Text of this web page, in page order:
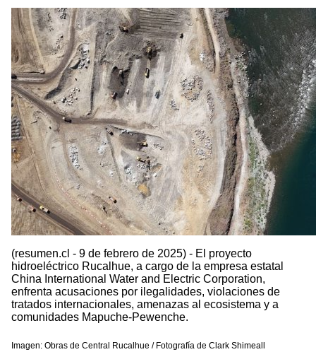
(resumen.cl - 9 de febrero de 2025) - El proyecto
hidroeléctrico Rucalhue, a cargo de la empresa estatal
China International Water and Electric Corporation,
enfrenta acusaciones por ilegalidades, violaciones de
tratados internacionales, amenazas al ecosistema y a
comunidades Mapuche-Pewenche.
Imagen: Obras de Central Rucalhue / Fotografía de Clark Shimeall